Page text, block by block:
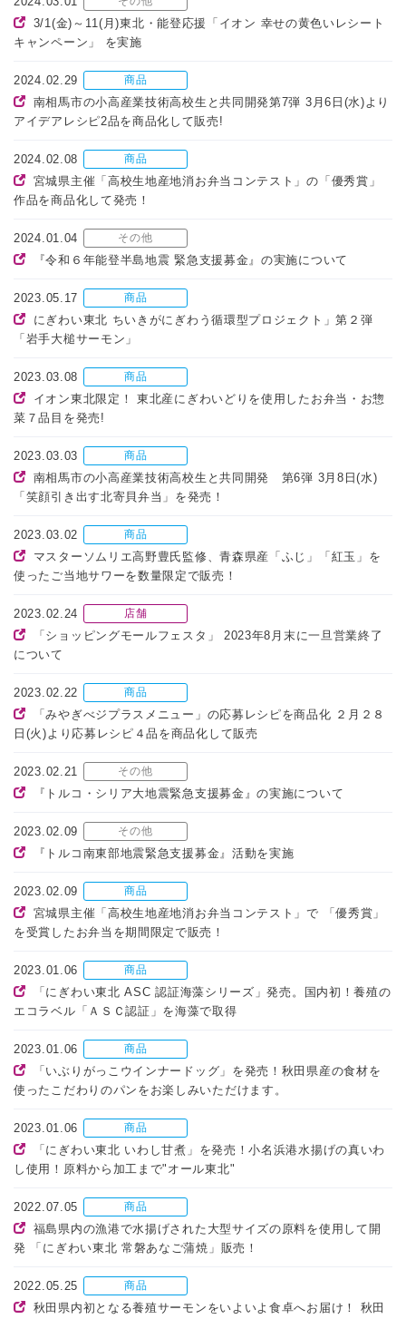
3/1(金)～11(月)東北・能登応援「イオン 幸せの黄色いレシート
キャンペーン」 を実施
2024.02.29 商品
南相馬市の小高産業技術高校生と共同開発第7弾 3月6日(水)より
アイデアレシピ2品を商品化して販売!
2024.02.08 商品
宮城県主催「高校生地産地消お弁当コンテスト」の「優秀賞」
作品を商品化して発売！
2024.01.04 その他
『令和６年能登半島地震 緊急支援募金』の実施について
2023.05.17 商品
にぎわい東北 ちいきがにぎわう循環型プロジェクト」第２弾
「岩手大槌サーモン」
2023.03.08 商品
イオン東北限定！ 東北産にぎわいどりを使用したお弁当・お惣
菜７品目を発売!
2023.03.03 商品
南相馬市の小高産業技術高校生と共同開発 第6弾 3月8日(水)
「笑顔引き出す北寄貝弁当」を発売！
2023.03.02 商品
マスターソムリエ高野豊氏監修、青森県産「ふじ」「紅玉」を
使ったご当地サワーを数量限定で販売！
2023.02.24 店舗
「ショッピングモールフェスタ」 2023年8月末に一旦営業終了
について
2023.02.22 商品
「みやぎべジプラスメニュー」の応募レシピを商品化 ２月２８
日(火)より応募レシピ４品を商品化して販売
2023.02.21 その他
『トルコ・シリア大地震緊急支援募金』の実施について
2023.02.09 その他
『トルコ南東部地震緊急支援募金』活動を実施
2023.02.09 商品
宮城県主催「高校生地産地消お弁当コンテスト」で 「優秀賞」
を受賞したお弁当を期間限定で販売！
2023.01.06 商品
「にぎわい東北 ASC 認証海藻シリーズ」発売。国内初！養殖の
エコラベル「ＡＳＣ認証」を海藻で取得
2023.01.06 商品
「いぶりがっこウインナードッグ」を発売！秋田県産の食材を
使ったこだわりのパンをお楽しみいただけます。
2023.01.06 商品
「にぎわい東北 いわし甘煮」を発売！小名浜港水揚げの真いわ
し使用！原料から加工まで"オール東北"
2022.07.05 商品
福島県内の漁港で水揚げされた大型サイズの原料を使用して開
発 「にぎわい東北 常磐あなご蒲焼」販売！
2022.05.25 商品
秋田県内初となる養殖サーモンをいよいよ食卓へお届け！ 秋田